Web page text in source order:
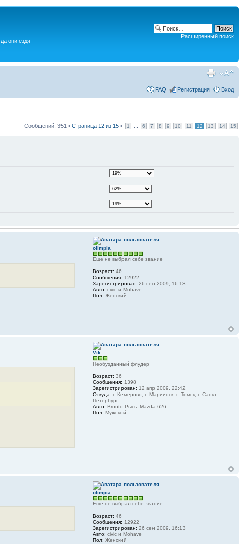
они ездят
Расширенный поиск
FAQ Регистрация Вход
Сообщений: 351 • Страница 12 из 15 • 1 6 7 8 9 10 11 12 13 14 15
olimpia
Еще не выбрал себе звание
Возраст: 46
Сообщения: 12922
Зарегистрирован: 26 сен 2009, 16:13
Авто: civic и Mohave
Пол: Женский
Vik
Необузданный флудер
Возраст: 36
Сообщения: 1398
Зарегистрирован: 12 апр 2009, 22:42
Откуда: г. Кемерово, г. Мариинск, г. Томск, г. Санкт -
Петербург
Авто: Bronto Рысь. Mazda 626.
Пол: Мужской
olimpia
Еще не выбрал себе звание
Возраст: 46
Сообщения: 12922
Зарегистрирован: 26 сен 2009, 16:13
Авто: civic и Mohave
Пол: Женский